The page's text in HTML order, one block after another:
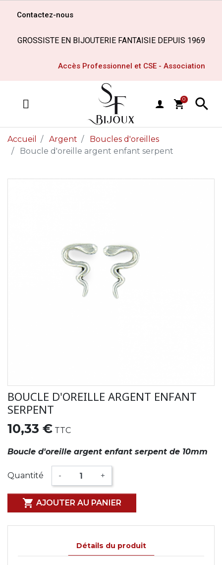
Contactez-nous
GROSSISTE EN BIJOUTERIE FANTAISIE DEPUIS 1969
Accès Professionnel et CSE - Association
shopping_cart
0 
Accueil Argent
Boucles d'oreilles
Boucle d'oreille argent enfant serpent
BOUCLE D'OREILLE ARGENT ENFANT
SERPENT
10,33 € TTC
Boucle d'oreille argent enfant serpent de 10mm
Quantité - +
 AJOUTER AU PANIER
Détails du produit